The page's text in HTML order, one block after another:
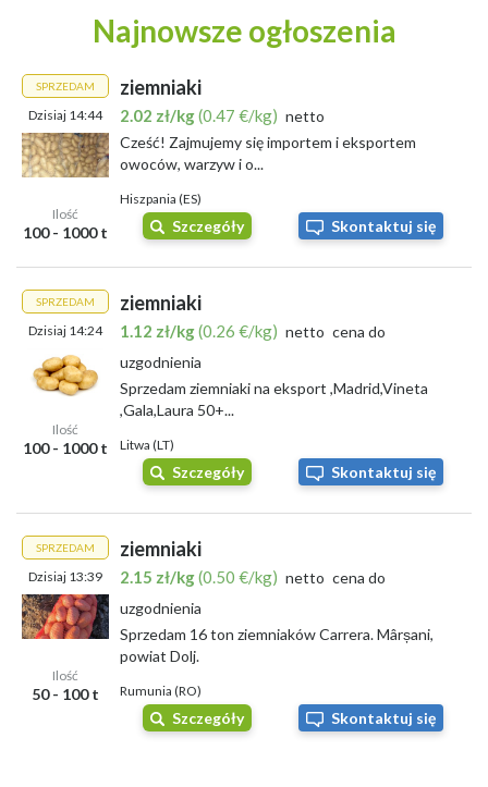
Najnowsze ogłoszenia
SPRZEDAM
Dzisiaj 14:44
Ilość
100 - 1000 t
ziemniaki
2.02 zł/kg(0.47 €/kg) netto
Cześć! Zajmujemy się importem i eksportem
owoców, warzyw i o...
Hiszpania (ES)
Szczegóły Skontaktuj się
SPRZEDAM
Dzisiaj 14:24
Ilość
100 - 1000 t
ziemniaki
1.12 zł/kg(0.26 €/kg) netto cena do
uzgodnienia
Sprzedam ziemniaki na eksport ,Madrid,Vineta
,Gala,Laura 50+...
Litwa (LT)
Szczegóły Skontaktuj się
SPRZEDAM
Dzisiaj 13:39
Ilość
50 - 100 t
ziemniaki
2.15 zł/kg(0.50 €/kg) netto cena do
uzgodnienia
Sprzedam 16 ton ziemniaków Carrera. Mârșani,
powiat Dolj.
Rumunia (RO)
Szczegóły Skontaktuj się